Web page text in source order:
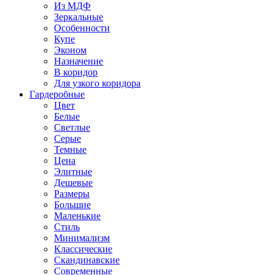
Из МДФ
Зеркальные
Особенности
Купе
Эконом
Назначение
В коридор
Для узкого коридора
Гардеробные
Цвет
Белые
Светлые
Серые
Темные
Цена
Элитные
Дешевые
Размеры
Большие
Маленькие
Стиль
Минимализм
Классические
Скандинавские
Современные